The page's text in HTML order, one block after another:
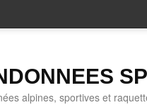
alpines, sportives et